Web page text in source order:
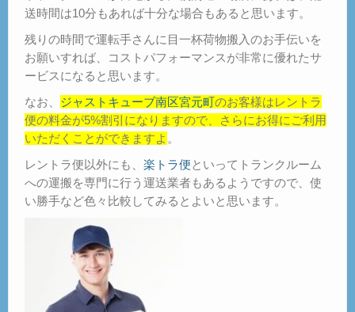
送時間は10分もあれば十分な場合もあると思います。
残りの時間で運転手さんに目一杯荷物搬入のお手伝いを
お願いすれば、コストパフォーマンスが非常に優れたサ
ービスになると思います。
なお、 ジャストキューブ南区宮元町のお客様はレントラ
便の料金が5%割引になりますので、さらにお得にご利用
いただくことができますよ 。
レントラ便以外にも、 楽トラ便といってトランクルーム
への運搬を専門に行う運送業者もあるようですので、使
い勝手など色々比較してみるとよいと思います。